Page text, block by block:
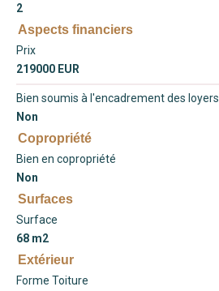
2
Aspects financiers
Prix
219000 EUR
Bien soumis à l'encadrement des loyers
Non
Copropriété
Bien en copropriété
Non
Surfaces
Surface
68 m2
Extérieur
Forme Toiture